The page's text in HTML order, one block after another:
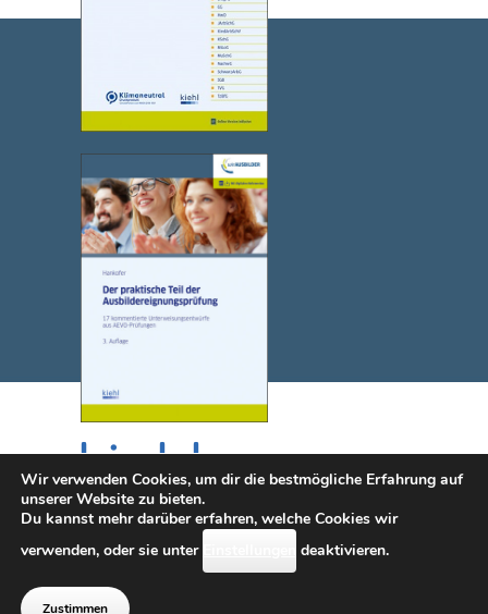
© 2025 NWB Verlag. Kiehl ist eine Marke des NWB Verlags.
Kontakt | Impressum
| Erklärung zur
Barrierefreiheit (diese Seite wird i.S.d.
Wir verwenden Cookies, um dir die bestmögliche Erfahrung auf
unserer Website zu bieten.
Du kannst mehr darüber erfahren, welche Cookies wir
verwenden, oder sie unter
deaktivieren.
Zustimmen